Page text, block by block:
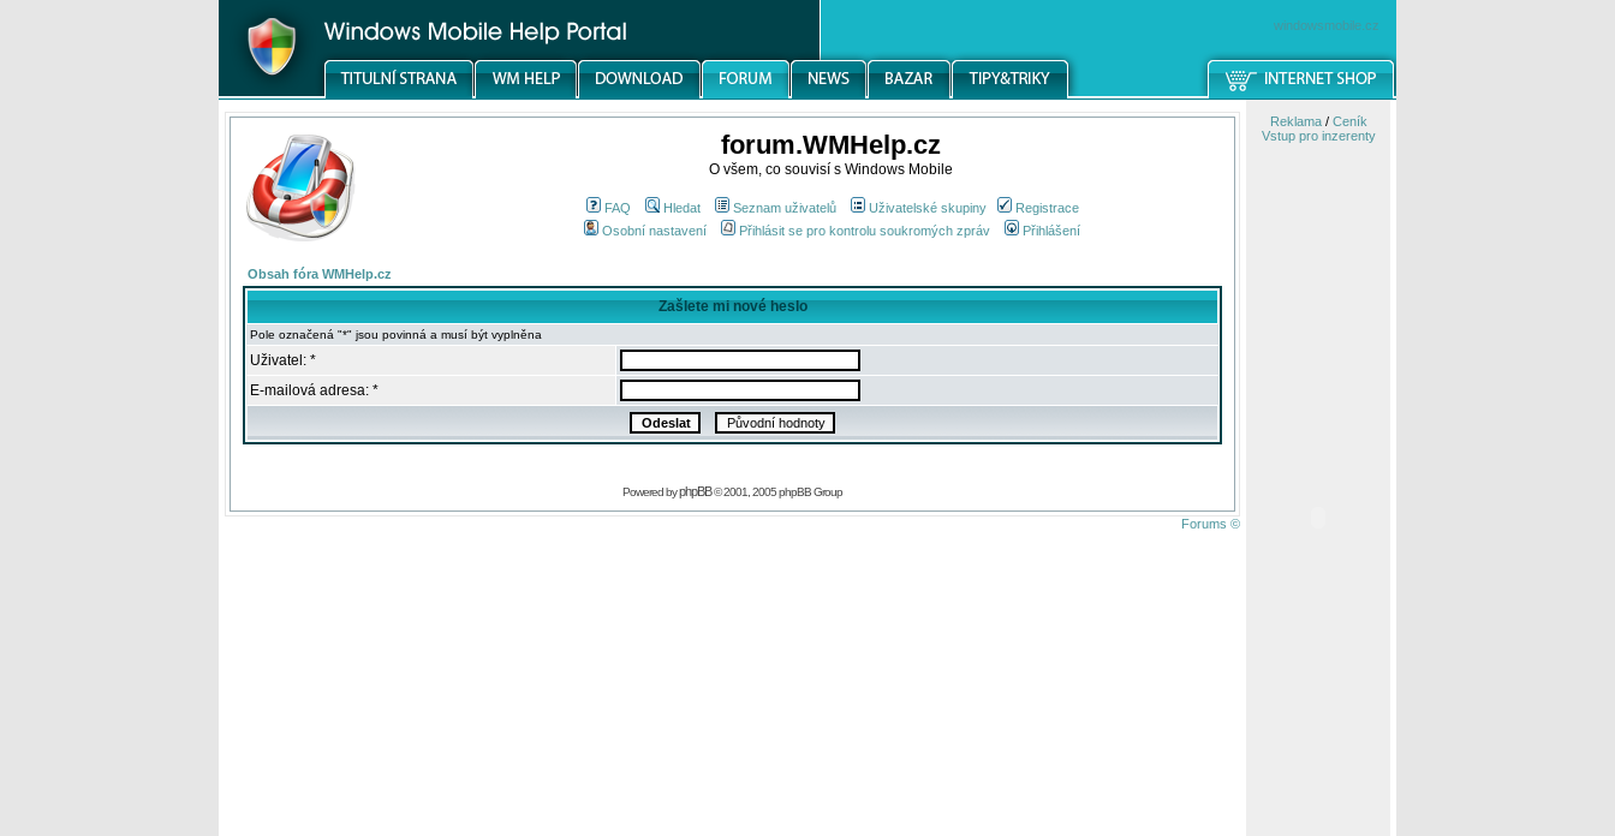
windowsmobile.cz
forum.WMHelp.cz
O všem, co souvisí s Windows Mobile
FAQ Hledat Seznam uživatelů Uživatelské skupiny
Registrace
Osobní nastavení
Přihlásit se pro kontrolu soukromých zpráv Přihlášení
Obsah fóra WMHelp.cz
Zašlete mi nové heslo
Pole označená "*" jsou povinná a musí být vyplněna
Uživatel: *
E-mailová adresa: *
Powered byphpBB© 2001, 2005 phpBB Group
Forums ©
Reklama/ Ceník
Vstup pro inzerenty